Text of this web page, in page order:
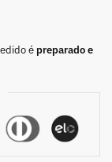
é preparado e